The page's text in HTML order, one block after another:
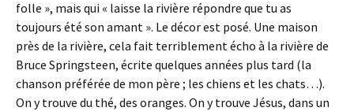
folle », mais qui « laisse la rivière répondre que tu as
toujours été son amant ». Le décor est posé. Une maison
près de la rivière, cela fait terriblement écho à la rivière de
Bruce Springsteen, écrite quelques années plus tard (la
chanson préférée de mon père ; les chiens et les chats…).
On y trouve du thé, des oranges. On y trouve Jésus, dans un